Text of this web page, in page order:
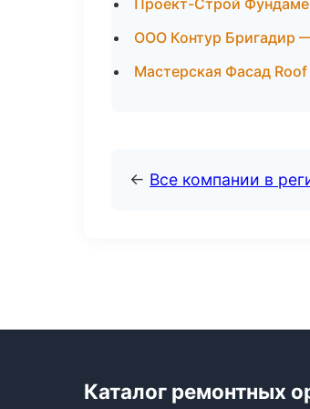
Проект-Строй
ООО Контур Бригадир
Мастерская Фасад
← Все компании в
Каталог ремонтных